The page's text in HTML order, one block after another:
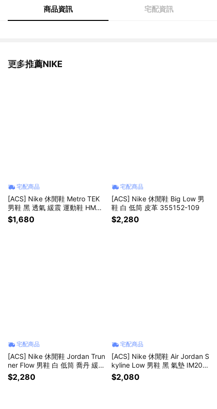
商品資訊 宅配資訊
更多推薦NIKE
看更多
宅配商品
[ACS] Nike 休閒鞋 Metro TEK
男鞋 黑 透氣 緩震 運動鞋 HM94
93-005
$1,680
宅配商品
[ACS] Nike 休閒鞋 Big Low 男
鞋 白 低筒 皮革 355152-109
$2,280
宅配商品
[ACS] Nike 休閒鞋 Jordan Trun
ner Flow 男鞋 白 低筒 喬丹 緩震
IR2281-100
$2,280
宅配商品
[ACS] Nike 休閒鞋 Air Jordan S
kyline Low 男鞋 黑 氣墊 IM205
5-101
$2,080